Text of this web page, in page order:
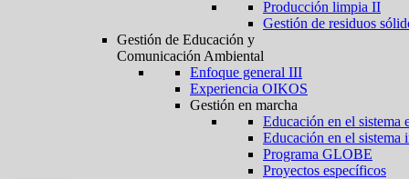
Producción limpia II
Gestión de residuos
Gestión de Educación y
Comunicación Ambiental
Enfoque general III
Experiencia OIKOS
Gestión en marcha
Educación en el sistema
Educación en el sistema
Programa GLOBE
Proyectos específicos